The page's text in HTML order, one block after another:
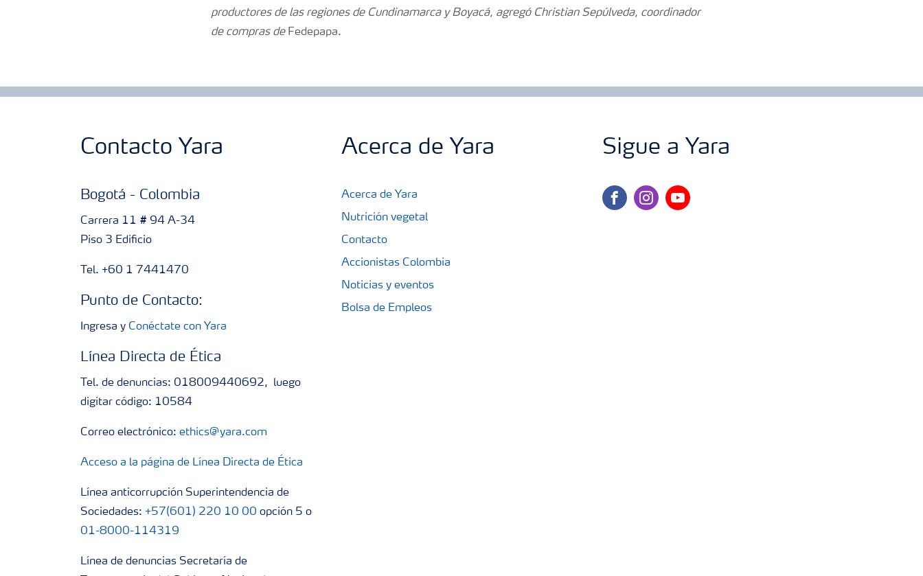
productores de las regiones de Cundinamarca y Boyacá, agregó Christian Sepúlveda, coordinador
de compras de Fedepapa.
Contacto Yara
Bogotá - Colombia
Carrera 11 # 94 A-34
Piso 3 Edificio
Tel. +60 1 7441470
Punto de Contacto:
Ingresa y Conéctate con Yara
Línea Directa de Ética
Tel. de denuncias: 018009440692, luego
digitar código: 10584
Correo electrónico: ethics@yara.com
Acceso a la página de Línea Directa de Ética
Línea anticorrupción Superintendencia de
Sociedades: +57(601) 220 10 00 opción 5 o
01-8000-114319
Línea de denuncias Secretaría de
Acerca de Yara
Acerca de Yara
Nutrición vegetal
Contacto
Accionistas Colombia
Noticias y eventos
Bolsa de Empleos
Sigue a Yara
facebookinstagram
youtube